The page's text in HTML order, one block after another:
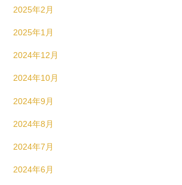
2025年2月
2025年1月
2024年12月
2024年10月
2024年9月
2024年8月
2024年7月
2024年6月